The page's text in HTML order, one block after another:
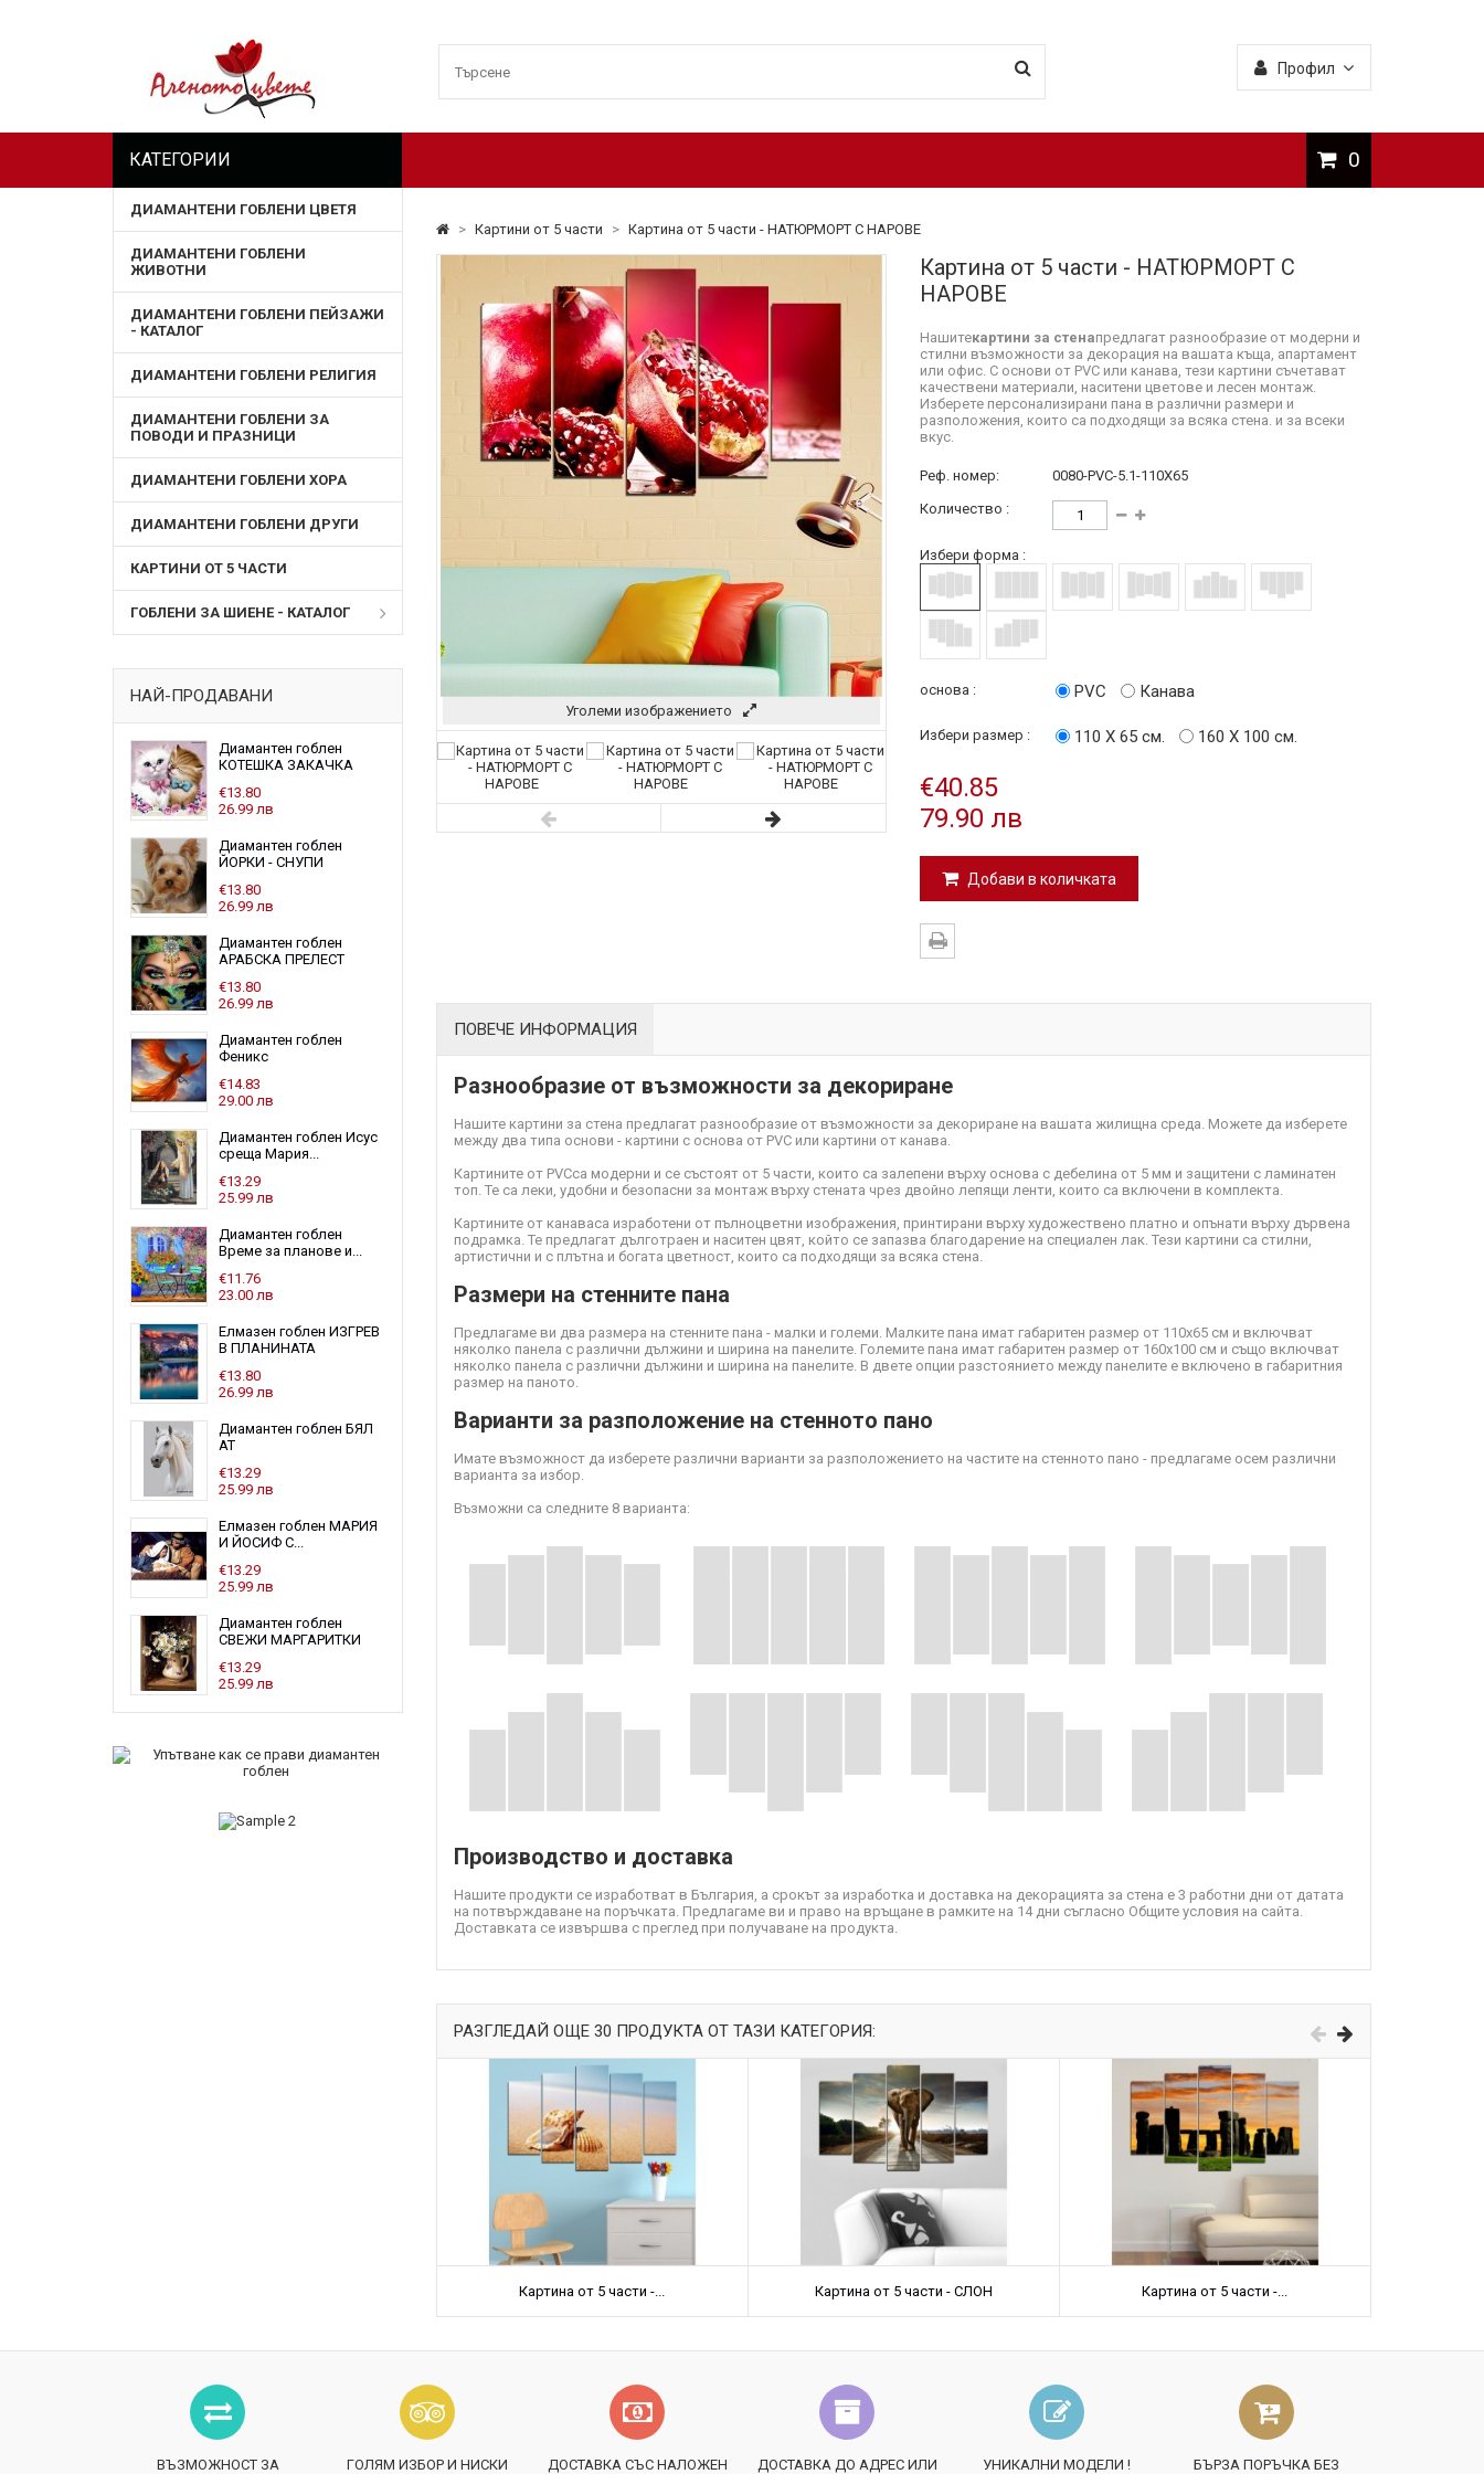
Профил
0
КАТЕГОРИИ
ДИАМАНТЕНИ ГОБЛЕНИ ЦВЕТЯ
ДИАМАНТЕНИ ГОБЛЕНИ
ЖИВОТНИ
ДИАМАНТЕНИ ГОБЛЕНИ ПЕЙЗАЖИ
- КАТАЛОГ
ДИАМАНТЕНИ ГОБЛЕНИ РЕЛИГИЯ
ДИАМАНТЕНИ ГОБЛЕНИ ЗА
ПОВОДИ И ПРАЗНИЦИ
ДИАМАНТЕНИ ГОБЛЕНИ ХОРА
ДИАМАНТЕНИ ГОБЛЕНИ ДРУГИ
КАРТИНИ ОТ 5 ЧАСТИ
ГОБЛЕНИ ЗА ШИЕНЕ - КАТАЛОГ
НАЙ-ПРОДАВАНИ
Диамантен гоблен
КОТЕШКА ЗАКАЧКА
€13.80
26.99 лв
Диамантен гоблен
ЙОРКИ - СНУПИ
€13.80
26.99 лв
Диамантен гоблен
АРАБСКА ПРЕЛЕСТ
€13.80
26.99 лв
Диамантен гоблен
Феникс
€14.83
29.00 лв
Диамантен гоблен Исус
среща Мария...
€13.29
25.99 лв
Диамантен гоблен
Време за планове и...
€11.76
23.00 лв
Елмазен гоблен ИЗГРЕВ
В ПЛАНИНАТА
€13.80
26.99 лв
Диамантен гоблен БЯЛ
АТ
€13.29
25.99 лв
Елмазен гоблен МАРИЯ
И ЙОСИФ С...
€13.29
25.99 лв
Диамантен гоблен
СВЕЖИ МАРГАРИТКИ
€13.29
25.99 лв
> Картини от 5 части > Картина от 5 части - НАТЮРМОРТ С НАРОВЕ
Уголеми изображението
Картина от 5 части - НАТЮРМОРТ С
НАРОВЕ
Нашитекартини за стенапредлагат разнообразие от модерни и
стилни възможности за декорация на вашата къща, апартамент
или офис. С основи от PVC или канава, тези картини съчетават
качествени материали, наситени цветове и лесен монтаж.
Изберете персонализирани пана в различни размери и
разположения, които са подходящи за всяка стена. и за всеки
вкус.
Реф. номер:
0080-PVC-5.1-110X65
Количество :
Избери форма :
основа : PVC Канава
Избери размер : 110 Х 65 см. 160 Х 100 см.
€40.85
79.90 лв
Добави в количката
ПОВЕЧЕ ИНФОРМАЦИЯ
Разнообразие от възможности за декориране
Нашите картини за стена предлагат разнообразие от възможности за декориране на вашата жилищна среда. Можете да изберете
между два типа основи - картини с основа от PVC или картини от канава.
Картините от PVCса модерни и се състоят от 5 части, които са залепени върху основа с дебелина от 5 мм и защитени с ламинатен
топ. Те са леки, удобни и безопасни за монтаж върху стената чрез двойно лепящи ленти, които са включени в комплекта.
Картините от канаваса изработени от пълноцветни изображения, принтирани върху художествено платно и опънати върху дървена
подрамка. Те предлагат дълготраен и наситен цвят, който се запазва благодарение на специален лак. Тези картини са стилни,
артистични и с плътна и богата цветност, които са подходящи за всяка стена.
Размери на стенните пана
Предлагаме ви два размера на стенните пана - малки и големи. Малките пана имат габаритен размер от 110х65 см и включват
няколко панела с различни дължини и ширина на панелите. Големите пана имат габаритен размер от 160х100 см и също включват
няколко панела с различни дължини и ширина на панелите. В двете опции разстоянието между панелите е включено в габаритния
размер на паното.
Варианти за разположение на стенното пано
Имате възможност да изберете различни варианти за разположението на частите на стенното пано - предлагаме осем различни
варианта за избор.
Възможни са следните 8 варианта:
Производство и доставка
Нашите продукти се изработват в България, а срокът за изработка и доставка на декорацията за стена е 3 работни дни от датата
на потвърждаване на поръчката. Предлагаме ви и право на връщане в рамките на 14 дни съгласно Общите условия на сайта.
Доставката се извършва с преглед при получаване на продукта.
РАЗГЛЕДАЙ ОЩЕ 30 ПРОДУКТА ОТ ТАЗИ КАТЕГОРИЯ:
Картина от 5 части -... Картина от 5 части - СЛОН Картина от 5 части -...
ВЪЗМОЖНОСТ ЗА
ГОЛЯМ ИЗБОР И НИСКИ
ДОСТАВКА СЪС НАЛОЖЕН
ДОСТАВКА ДО АДРЕС ИЛИ
УНИКАЛНИ МОДЕЛИ !
БЪРЗА ПОРЪЧКА БЕЗ